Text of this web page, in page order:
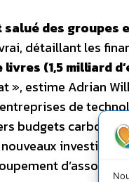
salué des
détaillant les
(1,5 milliard
», estime Adrian
de
budgets
nouveaux